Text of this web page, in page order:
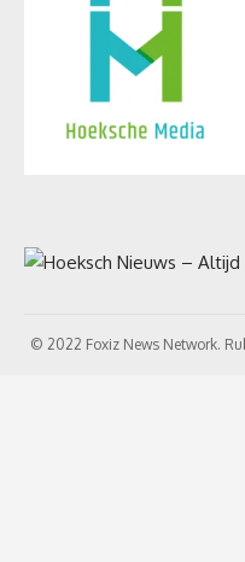
© 2022 Foxiz News Network.